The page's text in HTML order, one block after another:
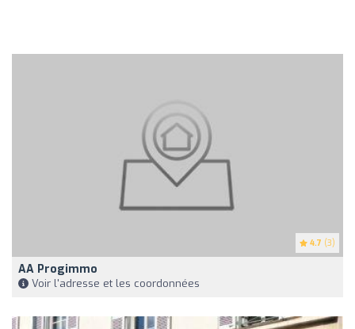
4.7 (3)
AA Progimmo
Voir l'adresse et les coordonnées